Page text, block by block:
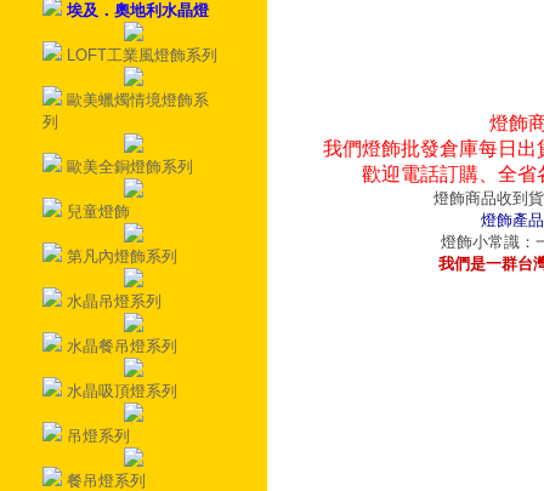
埃及．奧地利水晶燈
LOFT工業風燈飾系列
歐美蠟燭情境燈飾系
列
歐美全銅燈飾系列
兒童燈飾
第凡內燈飾系列
水晶吊燈系列
水晶餐吊燈系列
水晶吸頂燈系列
吊燈系列
餐吊燈系列
燈飾
我們燈飾批發倉庫每日
歡迎電話訂購、全
燈飾商品收到
燈飾產
燈飾小常識：
我們是一群台